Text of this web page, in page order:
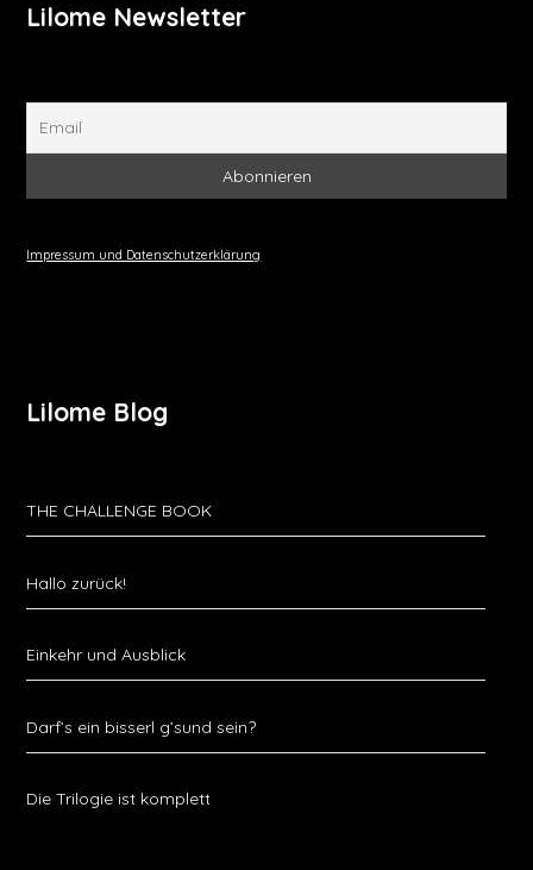
Lilome Newsletter
Impressum und Datenschutzerklärung
Lilome Blog
THE CHALLENGE BOOK
Hallo zurück!
Einkehr und Ausblick
Darf’s ein bisserl g’sund sein?
Die Trilogie ist komplett